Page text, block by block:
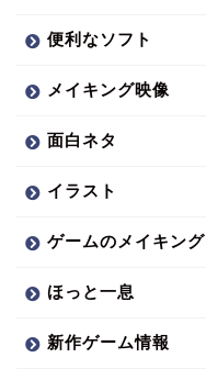
便利なソフト
メイキング映像
面白ネタ
イラスト
ゲームのメイキング
ほっと一息
新作ゲーム情報